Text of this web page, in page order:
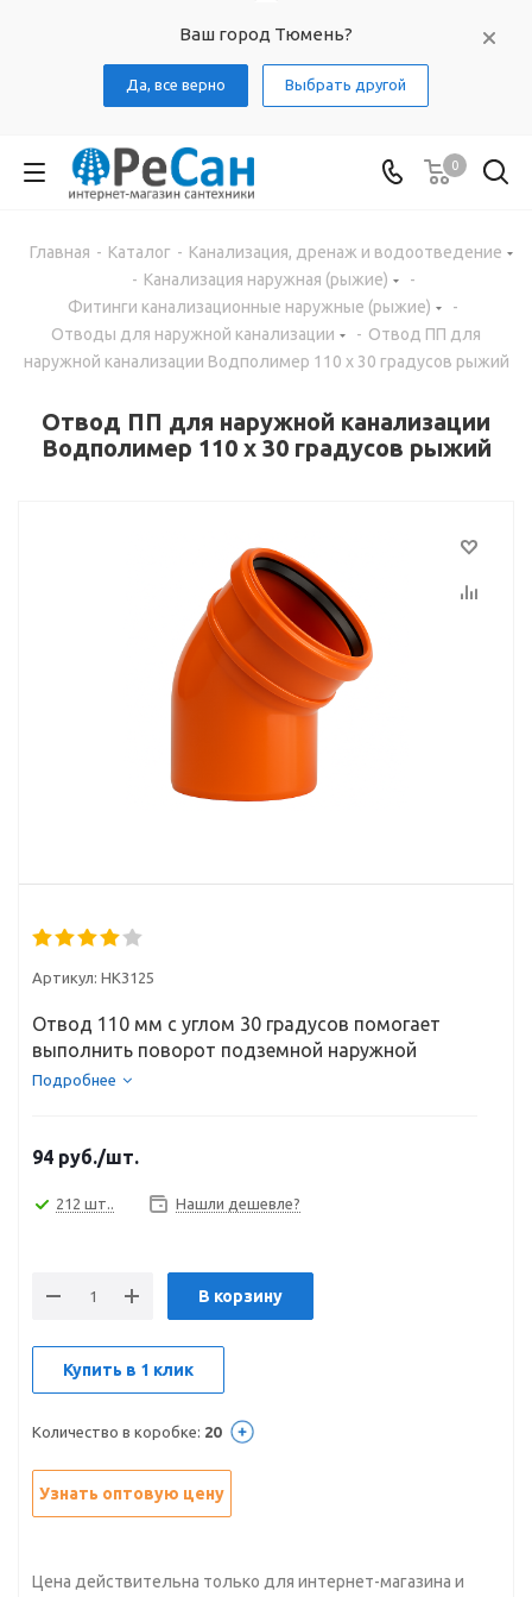
Ваш город Тюмень?
Да, все верно Выбрать другой
0
Главная - Каталог - Канализация, дренаж и водоотведение
- Канализация наружная (рыжие)
-
Фитинги канализационные наружные (рыжие)
-
Отводы для наружной канализации
- Отвод ПП для
наружной канализации Водполимер 110 х 30 градусов рыжий
Отвод ПП для наружной канализации
Водполимер 110 х 30 градусов рыжий
Артикул: НК3125
Отвод 110 мм с углом 30 градусов помогает
выполнить поворот подземной наружной
линии...
Подробнее
94 руб./шт.
212 шт.. Нашли дешевле?
В корзину
Купить в 1 клик
Количество в коробке: 20
Узнать оптовую цену
Цена действительна только для интернет-магазина и